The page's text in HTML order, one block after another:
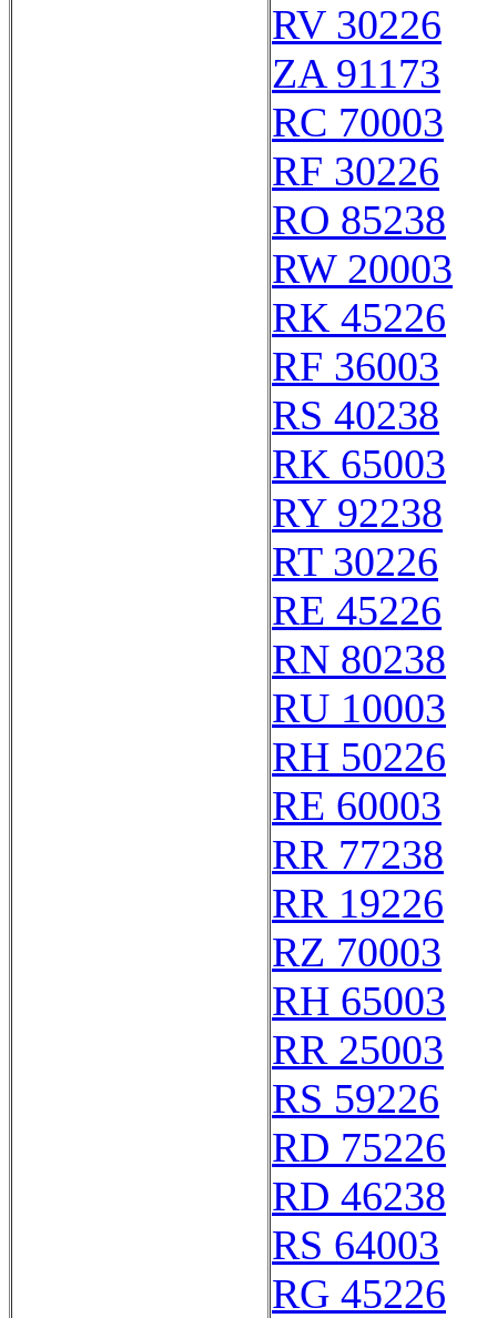
RV 30226
ZA 91173
RC 70003
RF 30226
RO 85238
RW 20003
RK 45226
RF 36003
RS 40238
RK 65003
RY 92238
RT 30226
RE 45226
RN 80238
RU 10003
RH 50226
RE 60003
RR 77238
RR 19226
RZ 70003
RH 65003
RR 25003
RS 59226
RD 75226
RD 46238
RS 64003
RG 45226